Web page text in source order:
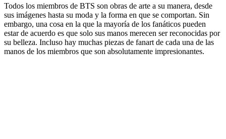
Todos los miembros de BTS son obras de arte a su manera, desde
sus imágenes hasta su moda y la forma en que se comportan. Sin
embargo, una cosa en la que la mayoría de los fanáticos pueden
estar de acuerdo es que solo sus manos merecen ser reconocidas por
su belleza. Incluso hay muchas piezas de fanart de cada una de las
manos de los miembros que son absolutamente impresionantes.